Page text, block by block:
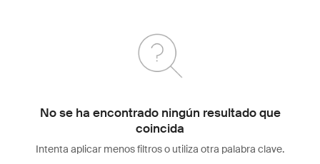
No se ha encontrado ningún resultado que
coincida
Intenta aplicar menos filtros o utiliza otra palabra clave.